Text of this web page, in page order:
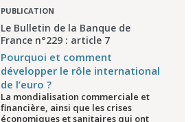
PUBLICATION
Le Bulletin de la Banque de
France n°229 : article 7
Pourquoi et comment
développer le rôle international
de l’euro ?
La mondialisation commerciale et
financière, ainsi que les crises
économiques et sanitaires qui ont